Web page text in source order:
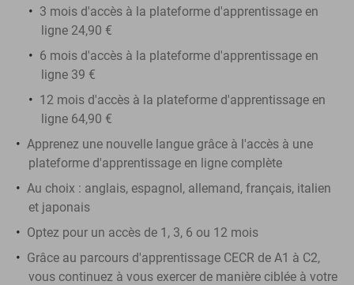
3 mois d'accès à la plateforme d'apprentissage en
ligne 24,90 €
6 mois d'accès à la plateforme d'apprentissage en
ligne 39 €
12 mois d'accès à la plateforme d'apprentissage en
ligne 64,90 €
Apprenez une nouvelle langue grâce à l'accès à une
plateforme d'apprentissage en ligne complète
Au choix : anglais, espagnol, allemand, français, italien
et japonais
Optez pour un accès de 1, 3, 6 ou 12 mois
Grâce au parcours d'apprentissage CECR de A1 à C2,
vous continuez à vous exercer de manière ciblée à votre